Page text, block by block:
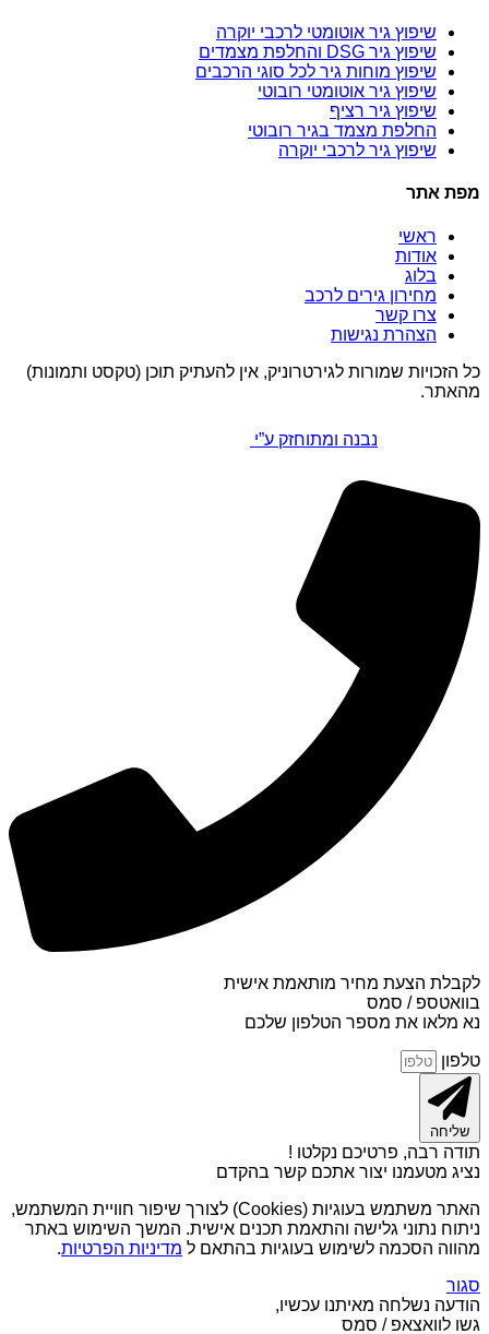
שיפוץ גיר אוטומטי לרכבי יוקרה
שיפוץ גיר DSG והחלפת מצמדים
שיפוץ מוחות גיר לכל סוגי הרכבים
שיפוץ גיר אוטומטי רובוטי
שיפוץ גיר רציף
החלפת מצמד בגיר רובוטי
שיפוץ גיר לרכבי יוקרה
מפת אתר
ראשי
אודות
בלוג
מחירון גירים לרכב
צרו קשר
הצהרת נגישות
כל הזכויות שמורות לגירטרוניק, אין להעתיק תוכן (טקסט ותמונות)
מהאתר.
נבנה ומתוחזק ע”י
לקבלת הצעת מחיר מותאמת אישית
בוואטספ / סמס
נא מלאו את מספר הטלפון שלכם
טלפון
שליחה
תודה רבה, פרטיכם נקלטו !
נציג מטעמנו יצור אתכם קשר בהקדם
האתר משתמש בעוגיות (Cookies) לצורך שיפור חוויית המשתמש,
ניתוח נתוני גלישה והתאמת תכנים אישית. המשך השימוש באתר
מהווה הסכמה לשימוש בעוגיות בהתאם ל מדיניות הפרטיות.
סגור
הודעה נשלחה מאיתנו עכשיו,
גשו לוואצאפ / סמס